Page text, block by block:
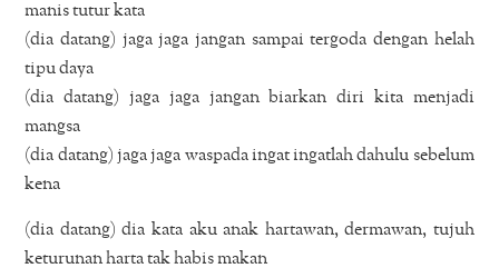
manis tutur kata
(dia datang) jaga jaga jangan sampai tergoda dengan helah
tipu daya
(dia datang) jaga jaga jangan biarkan diri kita menjadi
mangsa
(dia datang) jaga jaga waspada ingat ingatlah dahulu sebelum
kena
(dia datang) dia kata aku anak hartawan, dermawan, tujuh
keturunan harta tak habis makan